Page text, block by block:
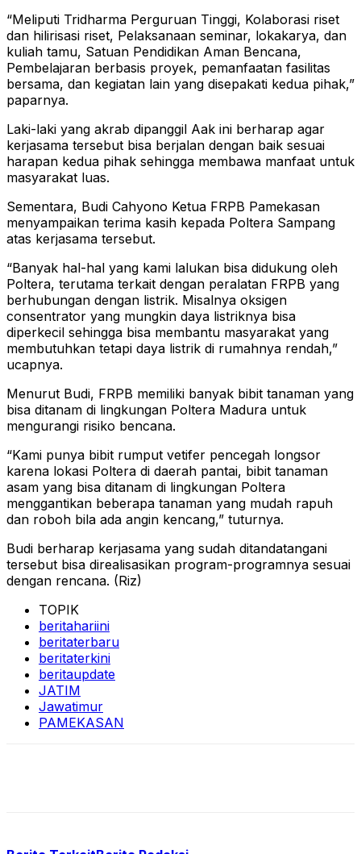
“Meliputi Tridharma Perguruan Tinggi, Kolaborasi riset
dan hilirisasi riset, Pelaksanaan seminar, lokakarya, dan
kuliah tamu, Satuan Pendidikan Aman Bencana,
Pembelajaran berbasis proyek, pemanfaatan fasilitas
bersama, dan kegiatan lain yang disepakati kedua pihak,”
paparnya.
Laki-laki yang akrab dipanggil Aak ini berharap agar
kerjasama tersebut bisa berjalan dengan baik sesuai
harapan kedua pihak sehingga membawa manfaat untuk
masyarakat luas.
Sementara, Budi Cahyono Ketua FRPB Pamekasan
menyampaikan terima kasih kepada Poltera Sampang
atas kerjasama tersebut.
“Banyak hal-hal yang kami lalukan bisa didukung oleh
Poltera, terutama terkait dengan peralatan FRPB yang
berhubungan dengan listrik. Misalnya oksigen
consentrator yang mungkin daya listriknya bisa
diperkecil sehingga bisa membantu masyarakat yang
membutuhkan tetapi daya listrik di rumahnya rendah,”
ucapnya.
Menurut Budi, FRPB memiliki banyak bibit tanaman yang
bisa ditanam di lingkungan Poltera Madura untuk
mengurangi risiko bencana.
“Kami punya bibit rumput vetifer pencegah longsor
karena lokasi Poltera di daerah pantai, bibit tanaman
asam yang bisa ditanam di lingkungan Poltera
menggantikan beberapa tanaman yang mudah rapuh
dan roboh bila ada angin kencang,” tuturnya.
Budi berharap kerjasama yang sudah ditandatangani
tersebut bisa direalisasikan program-programnya sesuai
dengan rencana. (Riz)
TOPIK
beritahariini
beritaterbaru
beritaterkini
beritaupdate
JATIM
Jawatimur
PAMEKASAN